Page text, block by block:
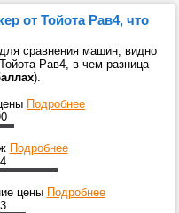
от Тойота Рав4, что
сравнения машин, видно
Рав4, в чем разница
).
Подробнее
Подробнее
цены Подробнее